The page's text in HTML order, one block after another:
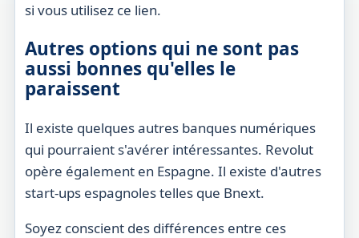
si vous utilisez ce lien.
Autres options qui ne sont pas
aussi bonnes qu'elles le
paraissent
Il existe quelques autres banques numériques
qui pourraient s'avérer intéressantes. Revolut
opère également en Espagne. Il existe d'autres
start-ups espagnoles telles que Bnext.
Soyez conscient des différences entre ces